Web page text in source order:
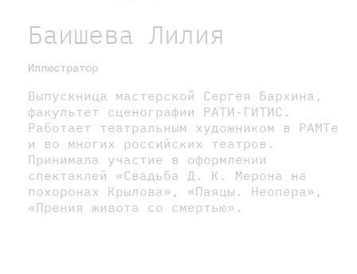
Баишева Лилия
Иллюстратор
Выпускница мастерской Сергея Бархина,
факультет сценографии РАТИ-ГИТИС.
Работает театральным художником в РАМТе
и во многих российских театров.
Принимала участие в оформлении
спектаклей «Свадьба Д. К. Мерона на
похоронах Крылова», «Паяцы. Неопера»,
«Прения живота со смертью».